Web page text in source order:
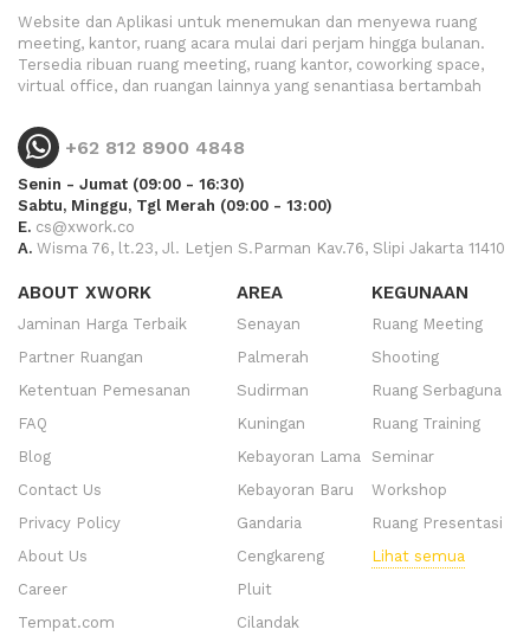
Website dan Aplikasi untuk menemukan dan menyewa ruang
meeting, kantor, ruang acara mulai dari perjam hingga bulanan.
Tersedia ribuan ruang meeting, ruang kantor, coworking space,
virtual office, dan ruangan lainnya yang senantiasa bertambah
+62 812 8900 4848
Senin - Jumat (09:00 - 16:30)
Sabtu, Minggu, Tgl Merah (09:00 - 13:00)
E. cs@xwork.co
A. Wisma 76, lt.23, Jl. Letjen S.Parman Kav.76, Slipi Jakarta 11410
ABOUT XWORK
Jaminan Harga Terbaik
Partner Ruangan
Ketentuan Pemesanan
FAQ
Blog
Contact Us
Privacy Policy
About Us
Career
Tempat.com
AREA
Senayan
Palmerah
Sudirman
Kuningan
Kebayoran Lama
Kebayoran Baru
Gandaria
Cengkareng
Pluit
Cilandak
KEGUNAAN
Ruang Meeting
Shooting
Ruang Serbaguna
Ruang Training
Seminar
Workshop
Ruang Presentasi
Lihat semua